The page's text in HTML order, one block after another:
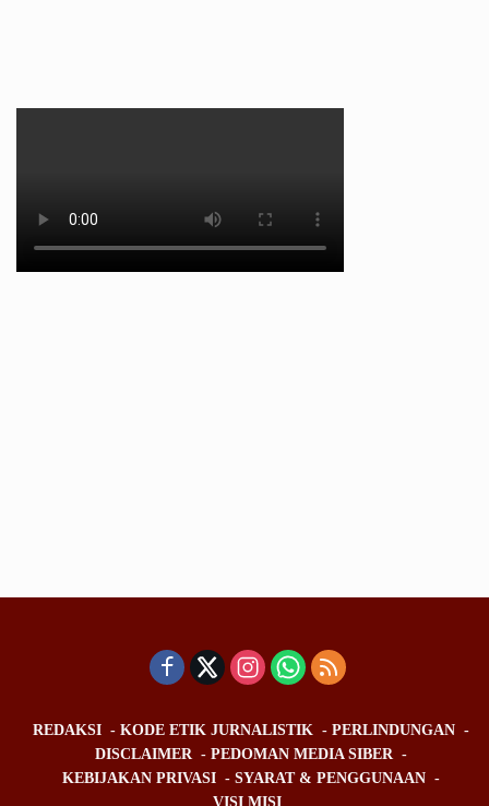
REDAKSI KODE ETIK JURNALISTIK
PERLINDUNGAN
DISCLAIMER
PEDOMAN MEDIA SIBER
KEBIJAKAN PRIVASI
SYARAT & PENGGUNAAN
VISI MISI